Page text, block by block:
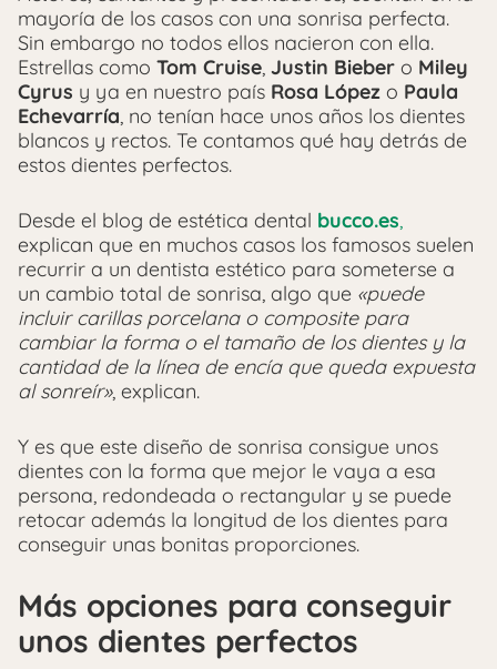
mayoría de los casos con una sonrisa perfecta.
Sin embargo no todos ellos nacieron con ella.
Estrellas como Tom Cruise, Justin Bieber o Miley
Cyrus y ya en nuestro país Rosa López o Paula
Echevarría, no tenían hace unos años los dientes
blancos y rectos. Te contamos qué hay detrás de
estos dientes perfectos.
Desde el blog de estética dental bucco.es,
explican que en muchos casos los famosos suelen
recurrir a un dentista estético para someterse a
un cambio total de sonrisa, algo que «puede
incluir carillas porcelana o composite para
cambiar la forma o el tamaño de los dientes y la
cantidad de la línea de encía que queda expuesta
al sonreír», explican.
Y es que este diseño de sonrisa consigue unos
dientes con la forma que mejor le vaya a esa
persona, redondeada o rectangular y se puede
retocar además la longitud de los dientes para
conseguir unas bonitas proporciones.
Más opciones para conseguir
unos dientes perfectos